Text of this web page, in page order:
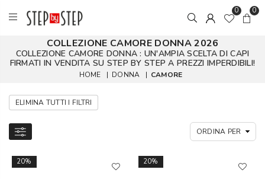
0 0
COLLEZIONE CAMORE DONNA 2026
COLLEZIONE CAMORE DONNA : UN'AMPIA SCELTA DI CAPI
FIRMATI IN VENDITA SU STEP BY STEP A PREZZI IMPERDIBILI!
HOME | DONNA | CAMORE
ELIMINA TUTTI I FILTRI
20% 20%